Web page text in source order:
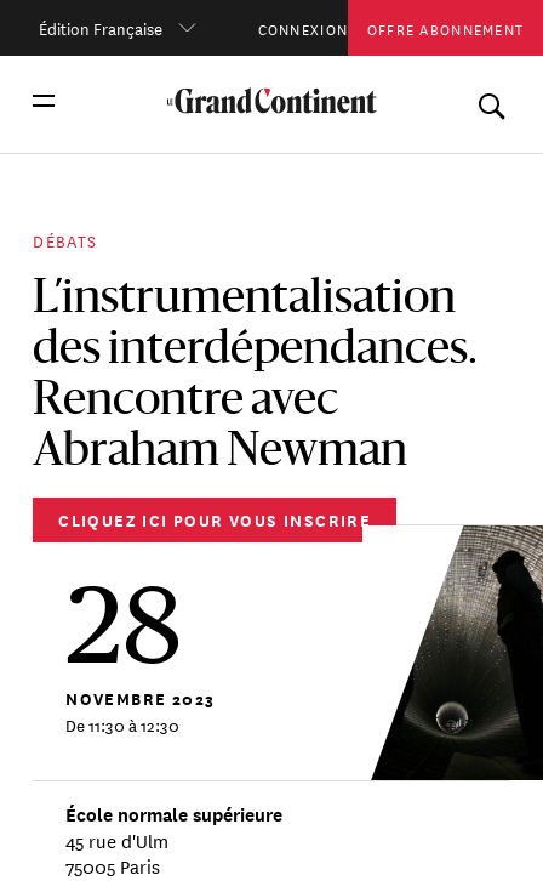
Édition Française CONNEXION OFFRE ABONNEMENT
DÉBATS
L’instrumentalisation
des interdépendances.
Rencontre avec
Abraham Newman
CLIQUEZ ICI POUR VOUS INSCRIRE
28
NOVEMBRE 2023
De 11:30 à 12:30
École normale supérieure
45 rue d'Ulm
75005 Paris